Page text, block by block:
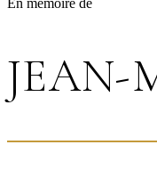
En mémoire de
JEAN-